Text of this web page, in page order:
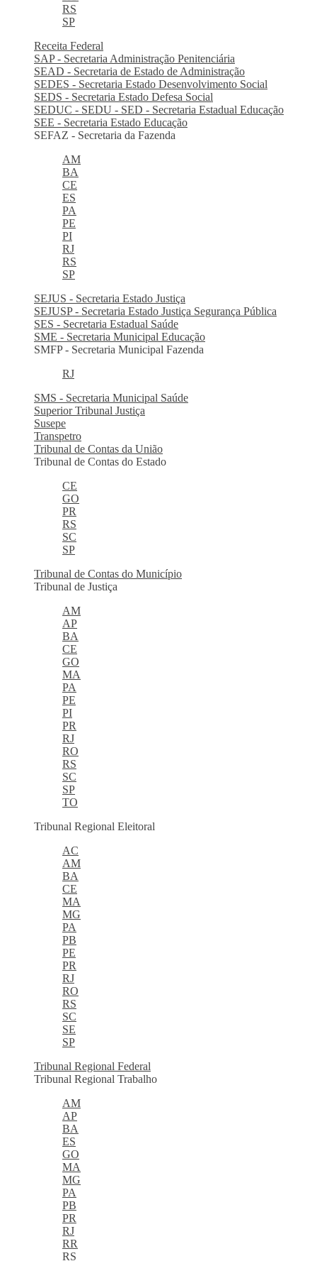
RS
SP
Receita Federal
SAP - Secretaria Administração Penitenciária
SEAD - Secretaria de Estado de Administração
SEDES - Secretaria Estado Desenvolvimento Social
SEDS - Secretaria Estado Defesa Social
SEDUC - SEDU - SED - Secretaria Estadual Educação
SEE - Secretaria Estado Educação
SEFAZ - Secretaria da Fazenda
AM
BA
CE
ES
PA
PE
PI
RJ
RS
SP
SEJUS - Secretaria Estado Justiça
SEJUSP - Secretaria Estado Justiça Segurança Pública
SES - Secretaria Estadual Saúde
SME - Secretaria Municipal Educação
SMFP - Secretaria Municipal Fazenda
RJ
SMS - Secretaria Municipal Saúde
Superior Tribunal Justiça
Susepe
Transpetro
Tribunal de Contas da União
Tribunal de Contas do Estado
CE
GO
PR
RS
SC
SP
Tribunal de Contas do Município
Tribunal de Justiça
AM
AP
BA
CE
GO
MA
PA
PE
PI
PR
RJ
RO
RS
SC
SP
TO
Tribunal Regional Eleitoral
AC
AM
BA
CE
MA
MG
PA
PB
PE
PR
RJ
RO
RS
SC
SE
SP
Tribunal Regional Federal
Tribunal Regional Trabalho
AM
AP
BA
ES
GO
MA
MG
PA
PB
PR
RJ
RR
RS